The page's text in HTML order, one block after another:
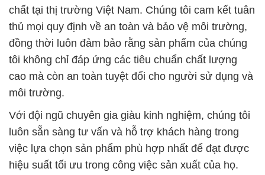
chất tại thị trường Việt Nam. Chúng tôi cam kết tuân
thủ mọi quy định về an toàn và bảo vệ môi trường,
đồng thời luôn đảm bảo rằng sản phẩm của chúng
tôi không chỉ đáp ứng các tiêu chuẩn chất lượng
cao mà còn an toàn tuyệt đối cho người sử dụng và
môi trường.
Với đội ngũ chuyên gia giàu kinh nghiệm, chúng tôi
luôn sẵn sàng tư vấn và hỗ trợ khách hàng trong
việc lựa chọn sản phẩm phù hợp nhất để đạt được
hiệu suất tối ưu trong công việc sản xuất của họ.